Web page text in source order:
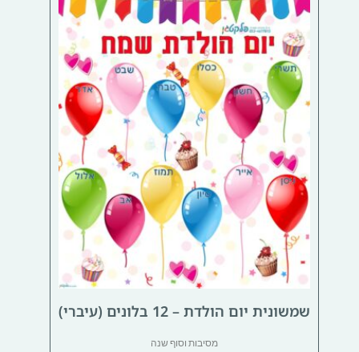
שמשונית יום הולדת – 12 בלונים (עיברי)
מסיבות וסוף שנה